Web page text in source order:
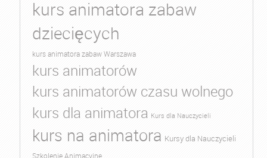
kurs animatora zabaw
dziecięcych
kurs animatora zabaw Warszawa
kurs animatorów
kurs animatorów czasu wolnego
kurs dla animatora Kurs dla Nauczycieli
kurs na animatora Kursy dla Nauczycieli
Szkolenie Animacyjne